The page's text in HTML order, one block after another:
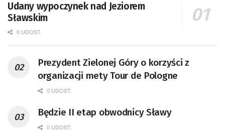
Udany wypoczynek nad Jeziorem
Sławskim
0 UDOST.
Prezydent Zielonej Góry o korzyści z
organizacji mety Tour de Pologne
0 UDOST.
Będzie II etap obwodnicy Sławy
0 UDOST.